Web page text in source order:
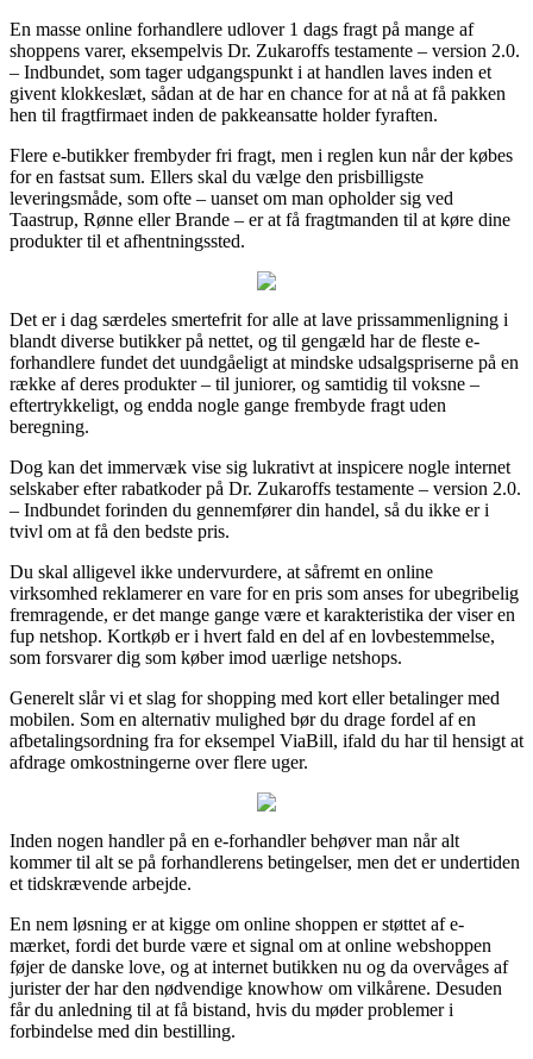
En masse online forhandlere udlover 1 dags fragt på mange af
shoppens varer, eksempelvis Dr. Zukaroffs testamente – version 2.0.
– Indbundet, som tager udgangspunkt i at handlen laves inden et
givent klokkeslæt, sådan at de har en chance for at nå at få pakken
hen til fragtfirmaet inden de pakkeansatte holder fyraften.
Flere e-butikker frembyder fri fragt, men i reglen kun når der købes
for en fastsat sum. Ellers skal du vælge den prisbilligste
leveringsmåde, som ofte – uanset om man opholder sig ved
Taastrup, Rønne eller Brande – er at få fragtmanden til at køre dine
produkter til et afhentningssted.
Det er i dag særdeles smertefrit for alle at lave prissammenligning i
blandt diverse butikker på nettet, og til gengæld har de fleste e-
forhandlere fundet det uundgåeligt at mindske udsalgspriserne på en
række af deres produkter – til juniorer, og samtidig til voksne –
eftertrykkeligt, og endda nogle gange frembyde fragt uden
beregning.
Dog kan det immervæk vise sig lukrativt at inspicere nogle internet
selskaber efter rabatkoder på Dr. Zukaroffs testamente – version 2.0.
– Indbundet forinden du gennemfører din handel, så du ikke er i
tvivl om at få den bedste pris.
Du skal alligevel ikke undervurdere, at såfremt en online
virksomhed reklamerer en vare for en pris som anses for ubegribelig
fremragende, er det mange gange være et karakteristika der viser en
fup netshop. Kortkøb er i hvert fald en del af en lovbestemmelse,
som forsvarer dig som køber imod uærlige netshops.
Generelt slår vi et slag for shopping med kort eller betalinger med
mobilen. Som en alternativ mulighed bør du drage fordel af en
afbetalingsordning fra for eksempel ViaBill, ifald du har til hensigt at
afdrage omkostningerne over flere uger.
Inden nogen handler på en e-forhandler behøver man når alt
kommer til alt se på forhandlerens betingelser, men det er undertiden
et tidskrævende arbejde.
En nem løsning er at kigge om online shoppen er støttet af e-
mærket, fordi det burde være et signal om at online webshoppen
føjer de danske love, og at internet butikken nu og da overvåges af
jurister der har den nødvendige knowhow om vilkårene. Desuden
får du anledning til at få bistand, hvis du møder problemer i
forbindelse med din bestilling.